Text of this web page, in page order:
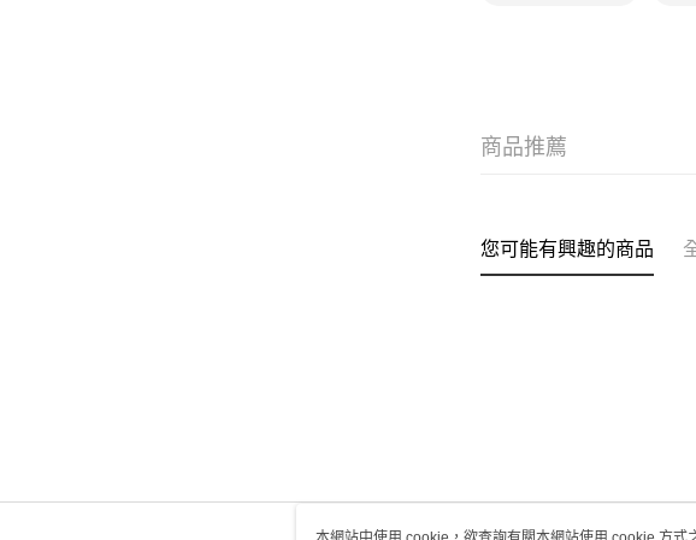
商品推薦
您可能有興趣的商品